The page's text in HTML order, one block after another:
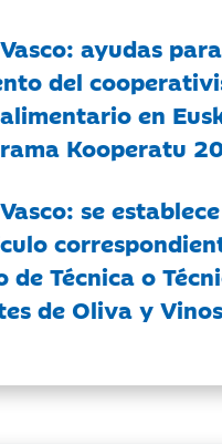
ayudas
del
en
Kooperatu
se
de Técnica o
de Oliva y